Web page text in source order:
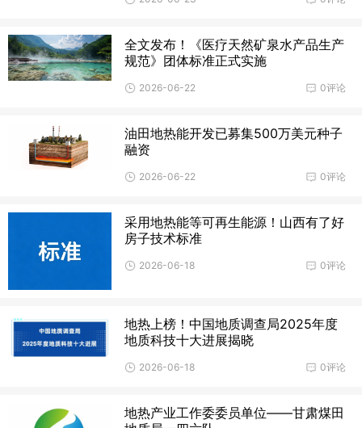
全文发布！《医疗天然矿泉水产品生产
规范》团体标准正式实施
0评论
2026-06-22
油田地热能开发已募集500万美元种子
融资
0评论
2026-06-22
采用地热能等可再生能源！山西有了好
房子技术标准
0评论
2026-06-18
地热上榜！中国地质调查局2025年度
地质科技十大进展揭晓
0评论
2026-06-18
地热产业工作委委员单位——甘肃煤田